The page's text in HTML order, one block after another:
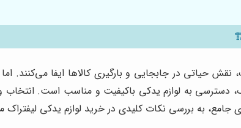
نقش حیاتی در جابجایی و بارگیری کالاها ایفا می‌کنند.
دسترسی به لوازم یدکی باکیفیت و مناسب است. انتخاب
به بررسی نکات کلیدی در خرید لوازم یدکی لیفتراک